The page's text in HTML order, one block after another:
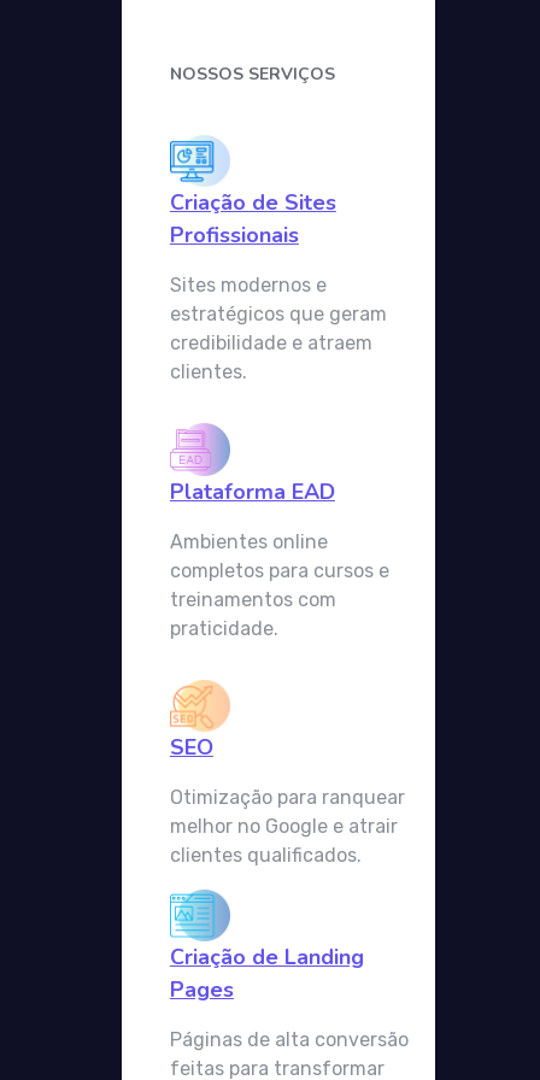
NOSSOS SERVIÇOS
Criação de Sites
Profissionais
Sites modernos e
estratégicos que geram
credibilidade e atraem
clientes.
Plataforma EAD
Ambientes online
completos para cursos e
treinamentos com
praticidade.
SEO
Otimização para ranquear
melhor no Google e atrair
clientes qualificados.
Criação de Landing
Pages
Páginas de alta conversão
feitas para transformar